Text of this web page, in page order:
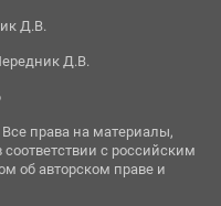
Д.В.
Д.В.
Все права на материалы,
с российским
об авторском праве и